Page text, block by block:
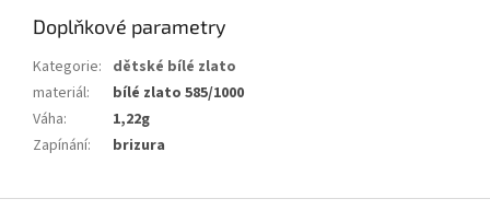
Doplňkové parametry
Kategorie: dětské bílé zlato
materiál:
bílé zlato 585/1000
Váha:
1,22g
Zapínání: brizura